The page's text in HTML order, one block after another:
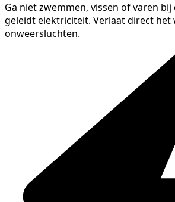
Ga niet zwemmen, vissen of varen bij
geleidt elektriciteit. Verlaat direct
onweersluchten.